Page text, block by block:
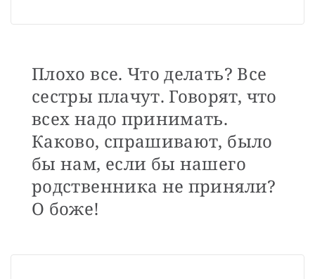
Плохо все. Что делать? Все
сестры плачут. Говорят, что
всех надо принимать.
Каково, спрашивают, было
бы нам, если бы нашего
родственника не приняли?
О боже!